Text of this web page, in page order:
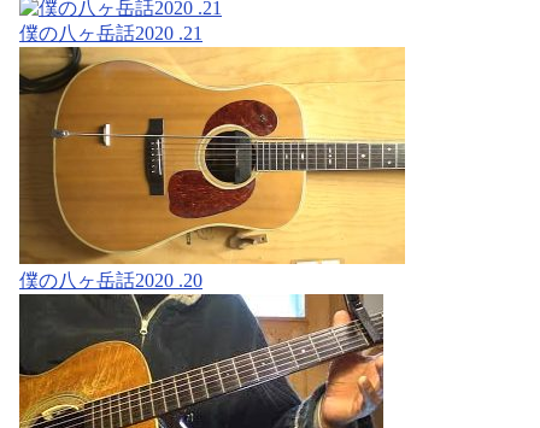
僕の八ヶ岳話2020 .21
僕の八ヶ岳話2020 .20